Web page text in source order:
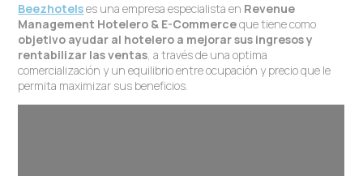
Beezhotelses una empresa especialista en Revenue
Management Hotelero & E-Commerceque tiene como
objetivo ayudar al hotelero a mejorar sus ingresos y
rentabilizar las ventas, a través de una optima
comercialización y un equilibrio entre ocupación y precio que le
permita maximizar sus beneficios.